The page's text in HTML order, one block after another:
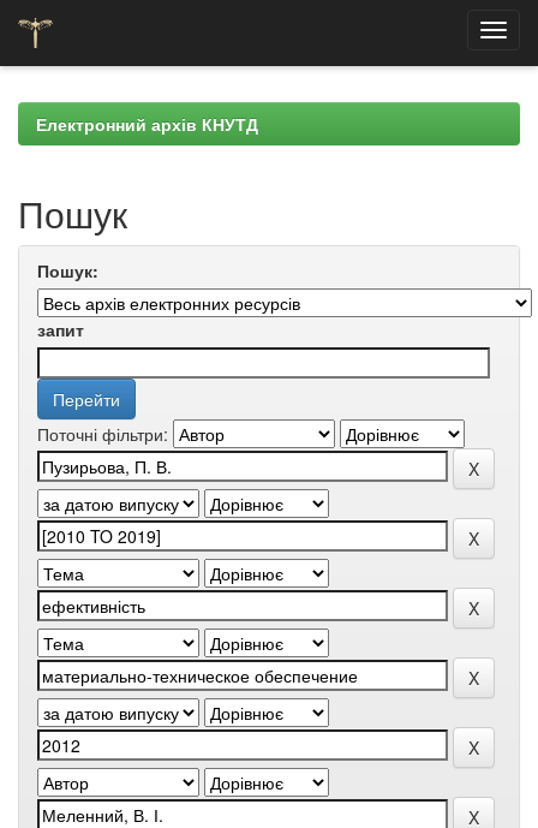
navigationЕлектронний архів КНУТД
Пошук
Пошук:
запит
Поточні фільтри: